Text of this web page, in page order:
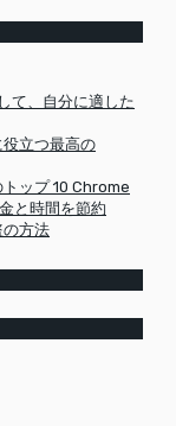
て、自分に適した
立つ最高の
ップ 10 Chrome
と時間を節約
の方法